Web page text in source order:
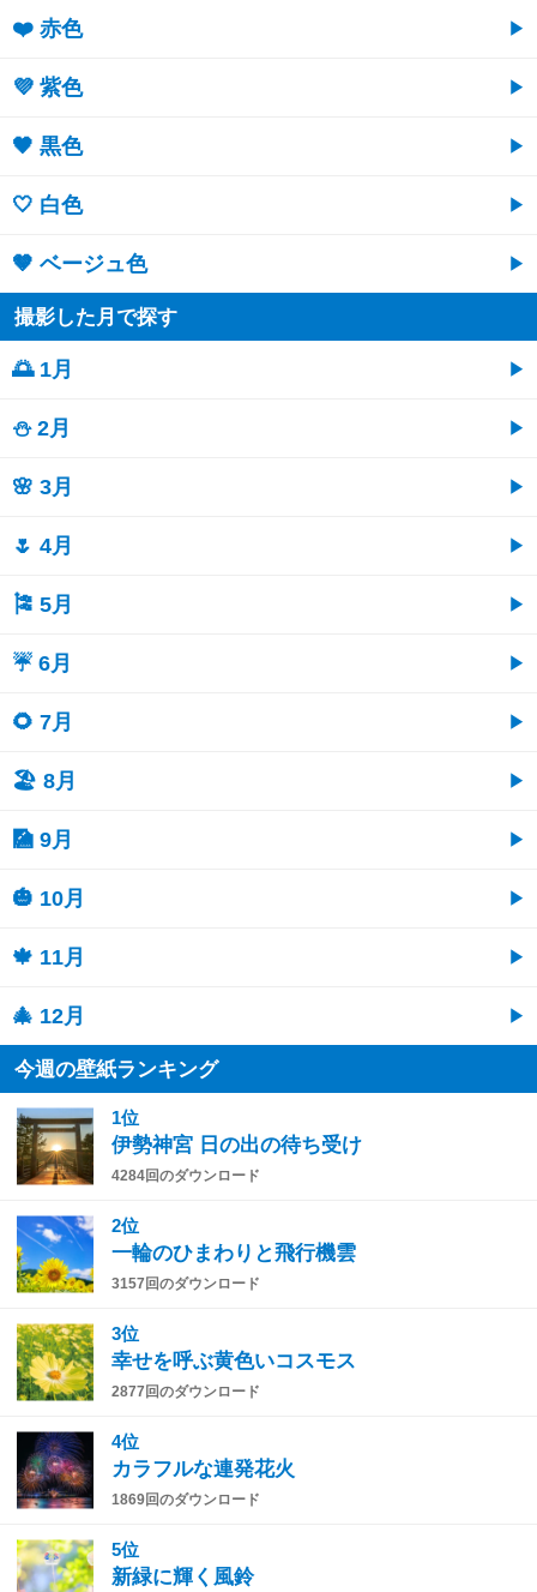
❤️ 赤色
💜 紫色
🖤 黒色
🤍 白色
🤎 ベージュ色
撮影した月で探す
🌅 1月
⛄ 2月
🌸 3月
🌷 4月
🎏 5月
☔ 6月
🌻 7月
🏖 8月
🎑 9月
🎃 10月
🍁 11月
🎄 12月
今週の壁紙ランキング
1位
伊勢神宮 日の出の待ち受け
4284回のダウンロード
2位
一輪のひまわりと飛行機雲
3157回のダウンロード
3位
幸せを呼ぶ黄色いコスモス
2877回のダウンロード
4位
カラフルな連発花火
1869回のダウンロード
5位
新緑に輝く風鈴